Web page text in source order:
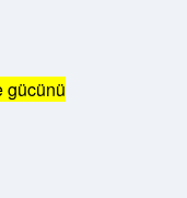
gücünü